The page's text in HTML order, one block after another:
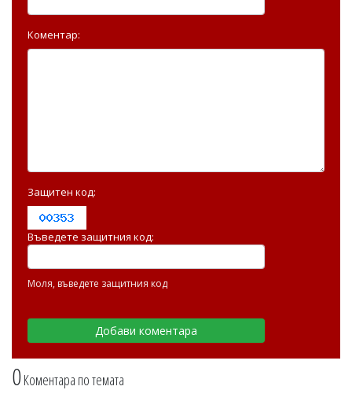
0Коментара по темата
Коментар:
Защитен код:
Въведете защитния код:
Моля, въведете защитния код